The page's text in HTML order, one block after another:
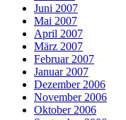
Juni 2007
Mai 2007
April 2007
März 2007
Februar 2007
Januar 2007
Dezember 2006
November 2006
Oktober 2006